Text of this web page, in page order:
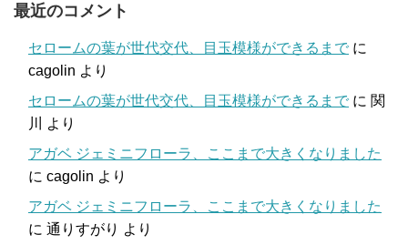
最近のコメント
セロームの葉が世代交代、目玉模様ができるまで に
cagolin より
セロームの葉が世代交代、目玉模様ができるまで に 関
川
より
アガベ ジェミニフローラ、ここまで大きくなりました
に cagolin より
アガベ ジェミニフローラ、ここまで大きくなりました
に 通りすがり より